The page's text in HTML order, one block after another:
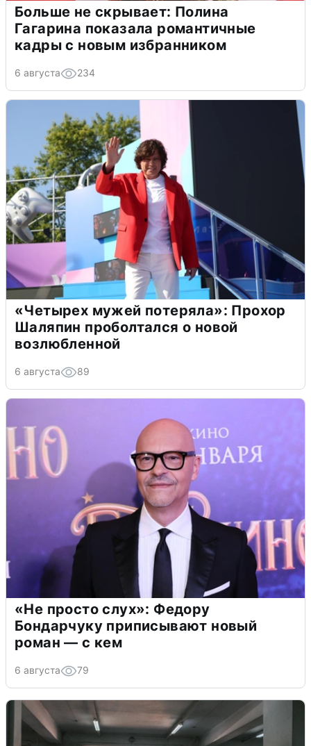
Больше не скрывает: Полина
Гагарина показала романтичные
кадры с новым избранником
6 августа 234
«Четырех мужей потеряла»: Прохор
Шаляпин проболтался о новой
возлюбленной
6 августа 89
«Не просто слух»: Федору
Бондарчуку приписывают новый
роман — с кем
6 августа 79